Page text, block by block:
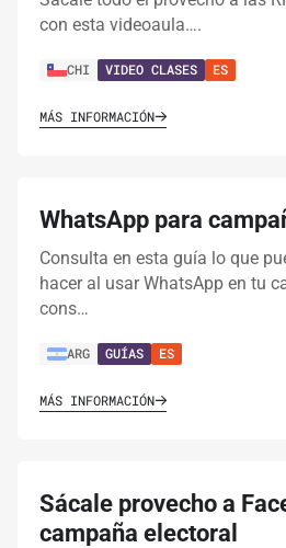
con esta videoaula….
CHI VIDEO CLASES ES
MÁS INFORMACIÓN
WhatsApp para
Consulta en esta guía lo que
hacer al usar WhatsApp en tu
cons…
ARG GUÍAS ES
MÁS INFORMACIÓN
Sácale provecho a
campaña electoral